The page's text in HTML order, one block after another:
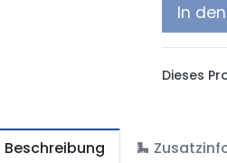
In
Dieses
Beschreibung